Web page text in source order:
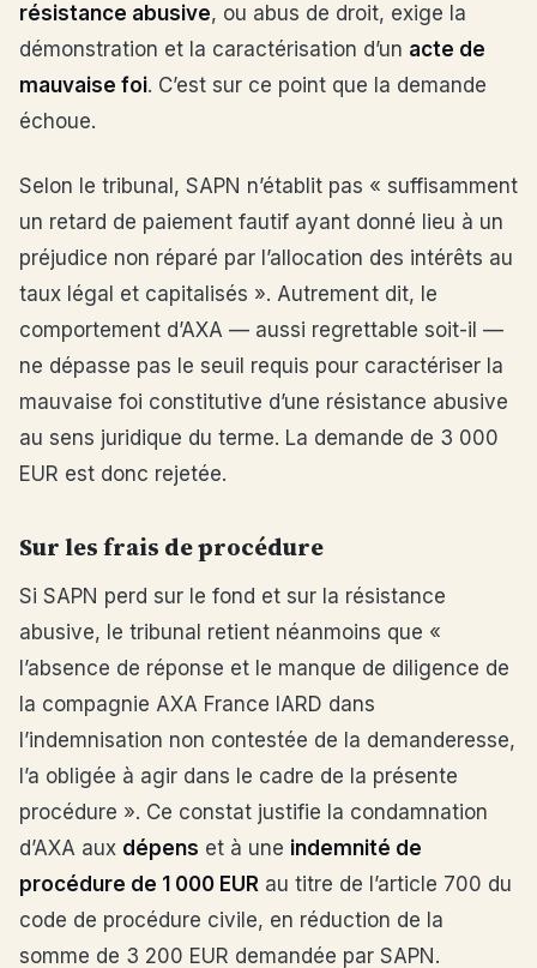
résistance abusive, ou abus de droit, exige la
démonstration et la caractérisation d’un acte de
mauvaise foi. C’est sur ce point que la demande
échoue.
Selon le tribunal, SAPN n’établit pas « suffisamment
un retard de paiement fautif ayant donné lieu à un
préjudice non réparé par l’allocation des intérêts au
taux légal et capitalisés ». Autrement dit, le
comportement d’AXA — aussi regrettable soit-il —
ne dépasse pas le seuil requis pour caractériser la
mauvaise foi constitutive d’une résistance abusive
au sens juridique du terme. La demande de 3 000
EUR est donc rejetée.
Sur les frais de procédure
Si SAPN perd sur le fond et sur la résistance
abusive, le tribunal retient néanmoins que «
l’absence de réponse et le manque de diligence de
la compagnie AXA France IARD dans
l’indemnisation non contestée de la demanderesse,
l’a obligée à agir dans le cadre de la présente
procédure ». Ce constat justifie la condamnation
d’AXA aux dépens et à une indemnité de
procédure de 1 000 EUR au titre de l’article 700 du
code de procédure civile, en réduction de la
somme de 3 200 EUR demandée par SAPN.